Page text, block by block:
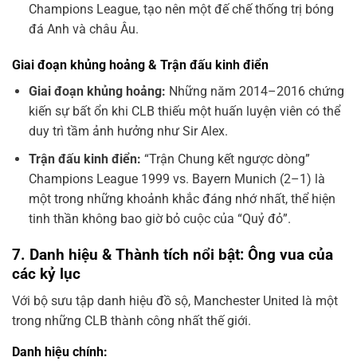
Champions League, tạo nên một đế chế thống trị bóng
đá Anh và châu Âu.
Giai đoạn khủng hoảng & Trận đấu kinh điển
Giai đoạn khủng hoảng: Những năm 2014–2016 chứng
kiến sự bất ổn khi CLB thiếu một huấn luyện viên có thể
duy trì tầm ảnh hưởng như Sir Alex.
Trận đấu kinh điển: “Trận Chung kết ngược dòng”
Champions League 1999 vs. Bayern Munich (2–1) là
một trong những khoảnh khắc đáng nhớ nhất, thể hiện
tinh thần không bao giờ bỏ cuộc của “Quỷ đỏ”.
7. Danh hiệu & Thành tích nổi bật: Ông vua của
các kỷ lục
Với bộ sưu tập danh hiệu đồ sộ, Manchester United là một
trong những CLB thành công nhất thế giới.
Danh hiệu chính: